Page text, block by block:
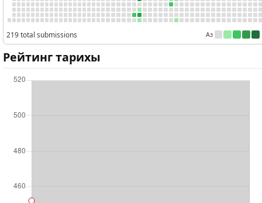
219 total submissions Аз
Рейтинг тарихы